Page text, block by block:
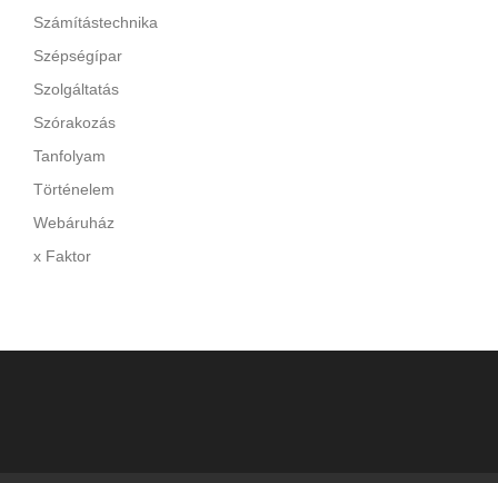
Számítástechnika
Szépségípar
Szolgáltatás
Szórakozás
Tanfolyam
Történelem
Webáruház
x Faktor